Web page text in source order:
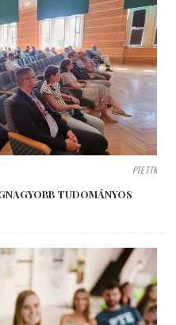
PTE TTK
TUDOMÁNYOS